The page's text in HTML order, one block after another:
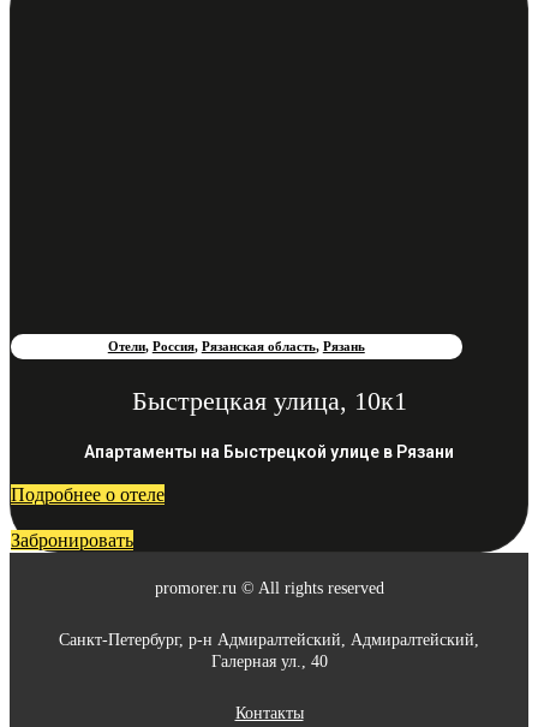
Отели, Россия, Рязанская область, Рязань
Быстрецкая улица, 10к1
Апартаменты на Быстрецкой улице в Рязани
Подробнее о отеле
Забронировать
promorer.ru © All rights reserved
Санкт-Петербург, р-н Адмиралтейский, Адмиралтейский,
Галерная ул., 40
Контакты